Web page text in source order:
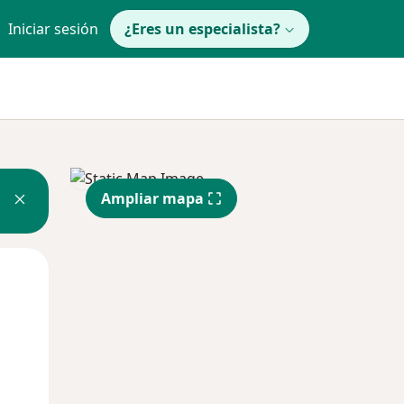
Iniciar sesión ¿Eres un especialista?
Ampliar mapa